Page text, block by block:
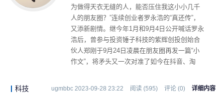
为做得天衣无缝的人，能否压住我这小小几千
人的朋友圈？”连续创业者罗永浩的“真还传”，
又添新剧情。继今年1月和9月4日公开喊话罗永
浩后，曾参与投资锤子科技的紫辉创投创始合
伙人郑刚于9月24日凌晨在朋友圈再发一篇“小
作文”，将矛头又一次对准了如今在抖音、淘
名为“细红线”新创业项目的罗永浩。
科技 ugmbbc 2023-09-28 23:22 阅读 (595) 评论 (0) 详细内容